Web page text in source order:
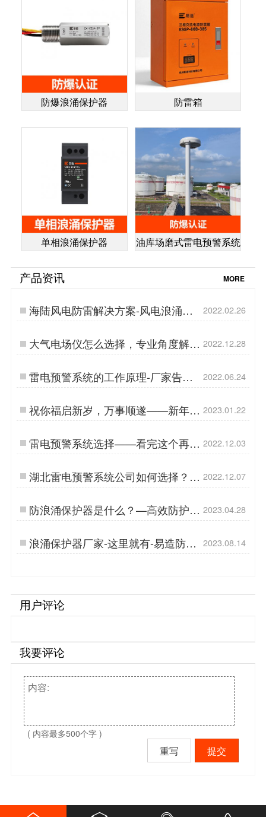
防爆浪涌保护器 防雷箱
单相浪涌保护器 油库场磨式雷电预警系统
产品资讯 MORE
海陆风电防雷解决方案-风电浪涌保
护器的选择【杭州易造】…
2022.02.26
大气电场仪怎么选择，专业角度解析
（易造防雷）…
2022.12.28
雷电预警系统的工作原理-厂家告诉
你【杭州易造】…
2022.06.24
祝你福启新岁，万事顺遂——新年快
乐【杭州易造】…
2023.01.22
雷电预警系统选择——看完这个再下
单【易造防雷】…
2022.12.03
湖北雷电预警系统公司如何选择？不
看后悔！【易造防雷】…
2022.12.07
防浪涌保护器是什么？—高效防护的
不二之选-易造防雷…
2023.04.28
浪涌保护器厂家-这里就有-易造防
雷…
2023.08.14
用户评论
我要评论
( 内容最多500个字 )
重写 提交